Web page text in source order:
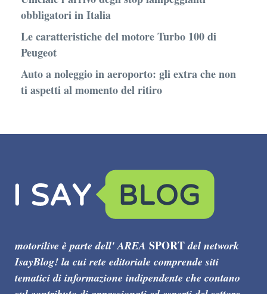
obbligatori in Italia
Le caratteristiche del motore Turbo 100 di
Peugeot
Auto a noleggio in aeroporto: gli extra che non
ti aspetti al momento del ritiro
motorilive è parte dell' AREA SPORTdel network
IsayBlog! la cui rete editoriale comprende siti
tematici di informazione indipendente che contano